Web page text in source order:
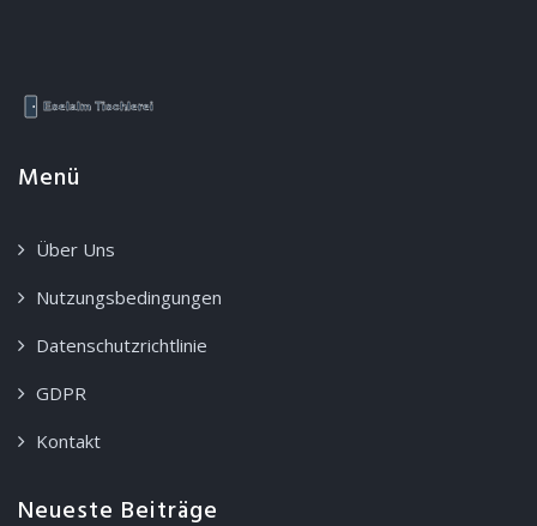
Menü
Über Uns
Nutzungsbedingungen
Datenschutzrichtlinie
GDPR
Kontakt
Neueste Beiträge